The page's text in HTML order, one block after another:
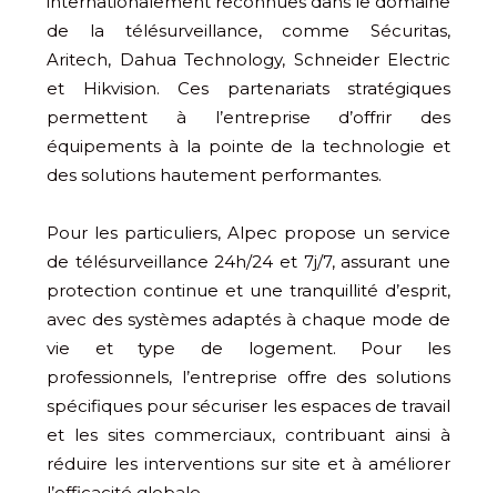
de la télésurveillance, comme Sécuritas,
Aritech, Dahua Technology, Schneider Electric
et Hikvision. Ces partenariats stratégiques
permettent à l’entreprise d’offrir des
équipements à la pointe de la technologie et
des solutions hautement performantes.
Pour les particuliers, Alpec propose un service
de télésurveillance 24h/24 et 7j/7, assurant une
protection continue et une tranquillité d’esprit,
avec des systèmes adaptés à chaque mode de
vie et type de logement. Pour les
professionnels, l’entreprise offre des solutions
spécifiques pour sécuriser les espaces de travail
et les sites commerciaux, contribuant ainsi à
réduire les interventions sur site et à améliorer